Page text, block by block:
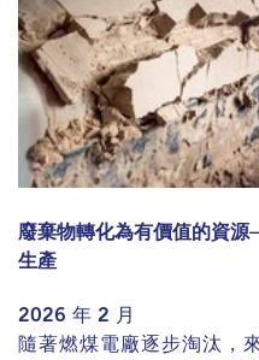
廢棄物轉化為有價值的資
生產
2026 年 2 月
隨著燃煤電廠逐步淘汰，